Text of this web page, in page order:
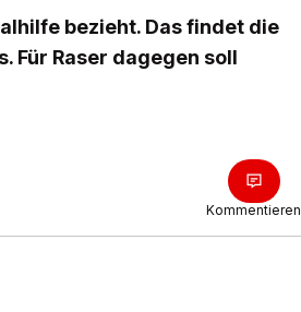
bezieht. Das findet die
Für Raser dagegen soll
Kommentieren